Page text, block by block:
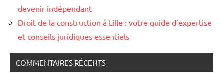
devenir indépendant
Droit de la construction à Lille : votre guide d’expertise
et conseils juridiques essentiels
COMMENTAIRES RÉCENTS